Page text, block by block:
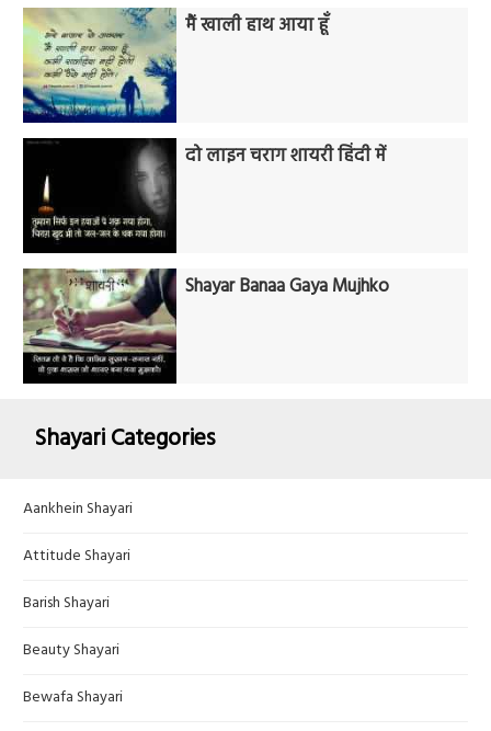
मैं खाली हाथ आया हूँ
दो लाइन चराग शायरी हिंदी में
Shayar Banaa Gaya Mujhko
Shayari Categories
Aankhein Shayari
Attitude Shayari
Barish Shayari
Beauty Shayari
Bewafa Shayari